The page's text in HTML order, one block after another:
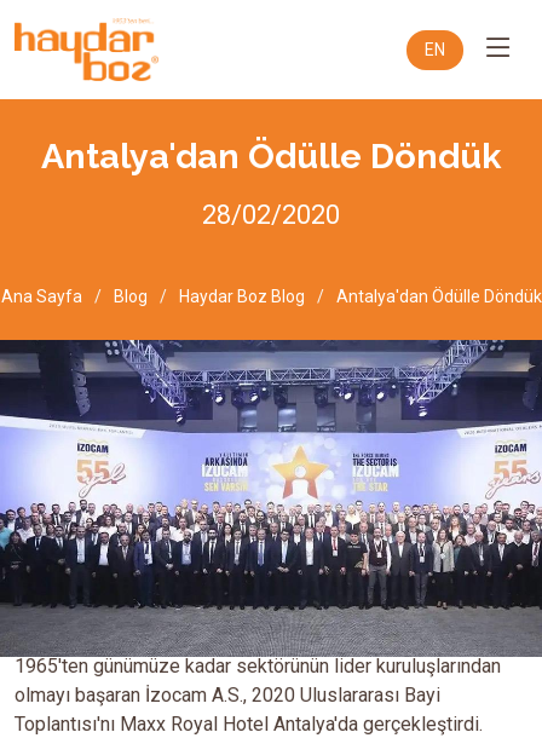
EN
Antalya'dan Ödülle Döndük
28/02/2020
Ana Sayfa Blog Haydar Boz Blog Antalya'dan Ödülle Döndük
1965'ten günümüze kadar sektörünün lider kuruluşlarından
olmayı başaran İzocam A.S., 2020 Uluslararası Bayi
Toplantısı'nı Maxx Royal Hotel Antalya'da gerçekleştirdi.